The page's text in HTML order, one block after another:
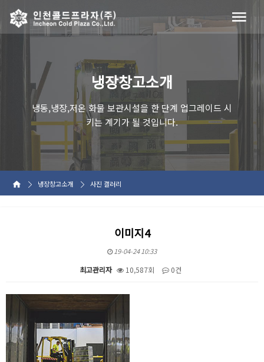
냉장창고소개
냉동,냉장,저온 화물 보관시설을 한 단계 업그레이드 시
키는 계기가 될 것입니다.
냉장창고소개 사진 갤러리
이미지4
19-04-24 10:33
최고관리자 10,587회 0건